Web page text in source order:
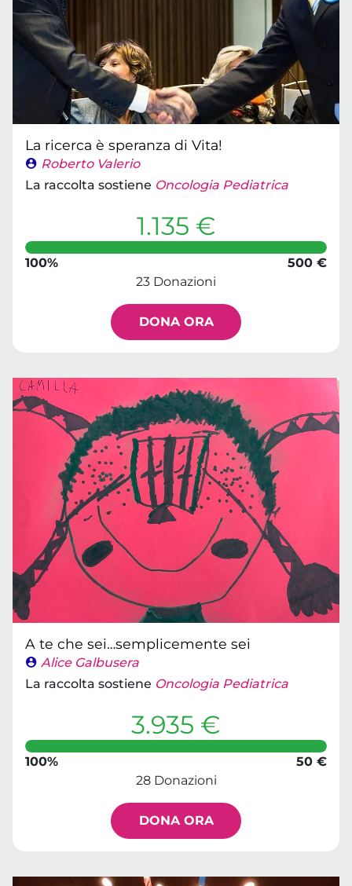
La ricerca è speranza di Vita!
Roberto Valerio
La raccolta sostiene Oncologia Pediatrica
1.135 €
100%
500 €
23 Donazioni
DONA ORA
A te che sei…semplicemente sei
Alice Galbusera
La raccolta sostiene Oncologia Pediatrica
3.935 €
100%
50 €
28 Donazioni
DONA ORA